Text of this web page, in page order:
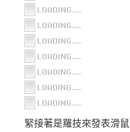
緊接著是羅技來發表滑